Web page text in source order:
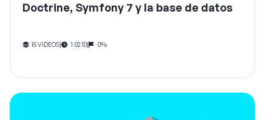
Doctrine, Symfony 7 y la base de datos
15 VIDEOS| 1:02:10| 0%